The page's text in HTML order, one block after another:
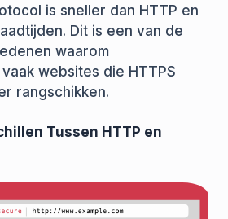
is sneller dan HTTP en
Dit is een van de
waarom
websites die HTTPS
rangschikken.
Tussen HTTP en